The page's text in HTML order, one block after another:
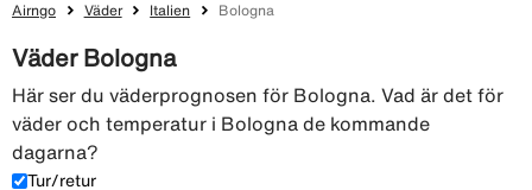
Airngo Väder Italien Bologna
Väder Bologna
Här ser du väderprognosen för Bologna. Vad är det för
väder och temperatur i Bologna de kommande
dagarna?
Tur/retur